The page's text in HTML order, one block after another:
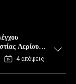
Αερίου
4 απόψεις